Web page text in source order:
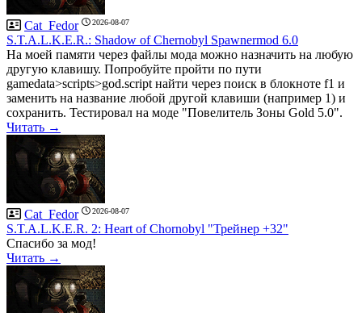
Cat_Fedor 2026-08-07
S.T.A.L.K.E.R.: Shadow of Chernobyl Spawnermod 6.0
На моей памяти через файлы мода можно назначить на любую
другую клавишу. Попробуйте пройти по пути
gamedata>scripts>god.script найти через поиск в блокноте f1 и
заменить на название любой другой клавиши (например 1) и
сохранить. Тестировал на моде "Повелитель Зоны Gold 5.0".
Читать →
Cat_Fedor 2026-08-07
S.T.A.L.K.E.R. 2: Heart of Chornobyl "Трейнер +32"
Спасибо за мод!
Читать →